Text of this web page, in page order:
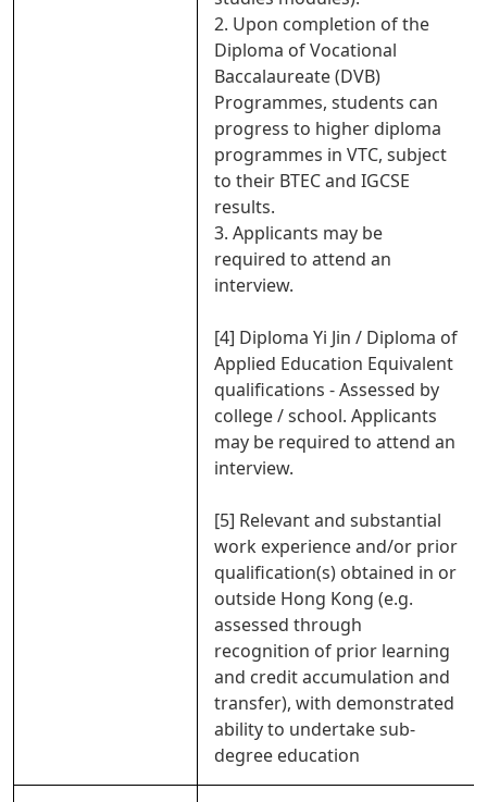
2. Upon completion of the
Diploma of Vocational
Baccalaureate (DVB)
Programmes, students can
progress to higher diploma
programmes in VTC, subject
to their BTEC and IGCSE
results.
3. Applicants may be
required to attend an
interview.
[4] Diploma Yi Jin / Diploma of
Applied Education Equivalent
qualifications - Assessed by
college / school. Applicants
may be required to attend an
interview.
[5] Relevant and substantial
work experience and/or prior
qualification(s) obtained in or
outside Hong Kong (e.g.
assessed through
recognition of prior learning
and credit accumulation and
transfer), with demonstrated
ability to undertake sub-
degree education